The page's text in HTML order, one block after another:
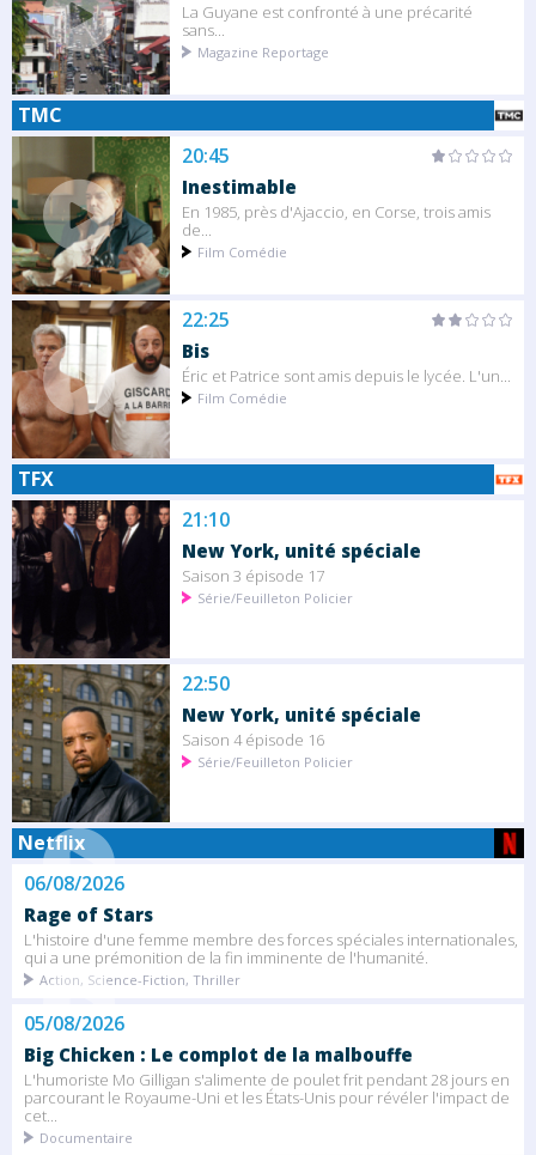
La Guyane est confronté à une précarité
sans...
Magazine Reportage
TMC
20:45
Inestimable
En 1985, près d'Ajaccio, en Corse, trois amis
de...
Film Comédie
22:25
Bis
Éric et Patrice sont amis depuis le lycée. L'un...
Film Comédie
TFX
21:10
New York, unité spéciale
Saison 3 épisode 17
Série/Feuilleton Policier
22:50
New York, unité spéciale
Saison 4 épisode 16
Série/Feuilleton Policier
Netflix
06/08/2026
Rage of Stars
L'histoire d'une femme membre des forces spéciales internationales,
qui a une prémonition de la fin imminente de l'humanité.
Action, Science-Fiction, Thriller
05/08/2026
Big Chicken : Le complot de la malbouffe
L'humoriste Mo Gilligan s'alimente de poulet frit pendant 28 jours en
parcourant le Royaume-Uni et les États-Unis pour révéler l'impact de
cet...
Documentaire